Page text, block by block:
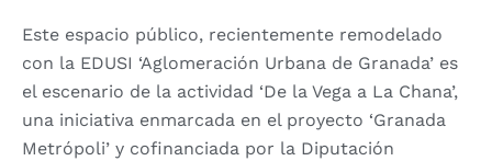
Este espacio público, recientemente remodelado
con la EDUSI ‘Aglomeración Urbana de Granada’ es
el escenario de la actividad ‘De la Vega a La Chana’,
una iniciativa enmarcada en el proyecto ‘Granada
Metrópoli’ y cofinanciada por la Diputación